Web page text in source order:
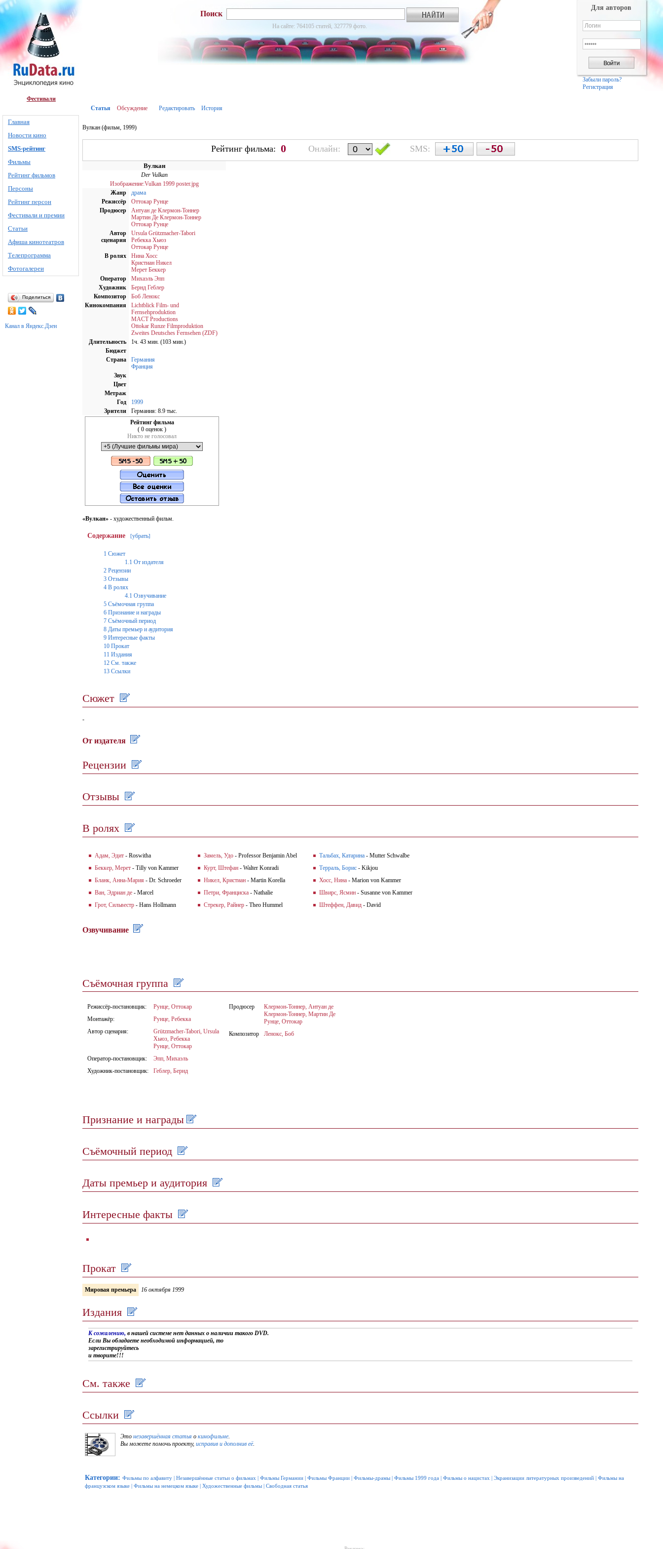
Фестивали
Главная
Новости кино
SMS-рейтинг
Фильмы
Рейтинг фильмов
Персоны
Рейтинг персон
Фестивали и премии
Статьи
Афиша кинотеатров
Телепрограмма
Фотогалереи
Поделиться
Канал в Яндекс.Дзен
Поиск
На сайте: 764105 статей, 327779 фото.
Для авторов
Забыли пароль?
Регистрация
Статья Обсуждение Редактировать История
Вулкан (фильм, 1999)
Рейтинг фильма: 0 Онлайн: SMS:
Вулкан
Der Vulkan
Изображение:Vulkan 1999 poster.jpg
Жанр
драма
Режиссёр
Оттокар Рунце
Продюсер
Антуан де Клермон-Тоннер
Мартин Де Клермон-Тоннер
Оттокар Рунце
Автор
сценария
Ursula Grützmacher-Tabori
Ребекка Хьюз
Оттокар Рунце
В ролях
Нина Хосс
Кристиан Никел
Мерет Беккер
Оператор
Михаэль Эпп
Художник
Бернд Геблер
Композитор
Боб Ленокс
Кинокомпания
Lichtblick Film- und
Fernsehproduktion
MACT Productions
Ottokar Runze Filmproduktion
Zweites Deutsches Fernsehen (ZDF)
Длительность
1ч. 43 мин. (103 мин.)
Бюджет
Страна
Германия
Франция
Звук
Цвет
Метраж
Год
1999
Зрители
Германия: 8.9 тыс.
Рейтинг фильма
( 0 оценок )
Никто не голосовал
«Вулкан» - художественный фильм.
Содержание [убрать]
1 Сюжет
1.1 От издателя
2 Рецензии
3 Отзывы
4 В ролях
4.1 Озвучивание
5 Съёмочная группа
6 Признание и награды
7 Съёмочный период
8 Даты премьер и аудитория
9 Интересные факты
10 Прокат
11 Издания
12 См. также
13 Ссылки
Сюжет
-
От издателя
Рецензии
Отзывы
В ролях
Адам, Эдит - Roswitha
Беккер, Мерет - Tilly von Kammer
Бланк, Анна-Мария - Dr. Schroeder
Ван, Эдриан де - Marcel
Грот, Сильвестр - Hans Hollmann
Замель, Удо - Professor Benjamin Abel
Курт, Штефан - Walter Konradi
Никел, Кристиан - Martin Korella
Петри, Франциска - Nathalie
Стрекер, Райнер - Theo Hummel
Тальбах, Катарина - Mutter Schwalbe
Терраль, Борис - Kikjou
Хосс, Нина - Marion von Kammer
Швирс, Ясмин - Susanne von Kammer
Штеффен, Давид - David
Озвучивание
Съёмочная группа
Режиссёр-постановщик:
Рунце, Оттокар
Монтажёр:
Рунце, Ребекка
Автор сценария:
Grützmacher-Tabori, Ursula
Хьюз, Ребекка
Рунце, Оттокар
Оператор-постановщик:
Эпп, Михаэль
Художник-постановщик:
Геблер, Бернд
Продюсер
Клермон-Тоннер, Антуан де
Клермон-Тоннер, Мартин Де
Рунце, Оттокар
Композитор
Ленокс, Боб
Признание и награды
Съёмочный период
Даты премьер и аудитория
Интересные факты
Прокат
Мировая премьера 16 октября 1999
Издания
К сожалению, в нашей системе нет данных о наличии такого DVD.
Если Вы обладаете необходимой информацией, то
зарегистрируйтесь
и творите!!!
См. также
Ссылки
Это незавершённая статья о кинофильме.
Вы можете помочь проекту, исправив и дополнив её.
Категории: Фильмы по алфавиту | Незавершённые статьи о фильмах | Фильмы Германии | Фильмы Франции | Фильмы-драмы | Фильмы 1999 года | Фильмы о нацистах | Экранизации литературных произведений | Фильмы на
французском языке | Фильмы на немецком языке | Художественные фильмы | Свободная статья